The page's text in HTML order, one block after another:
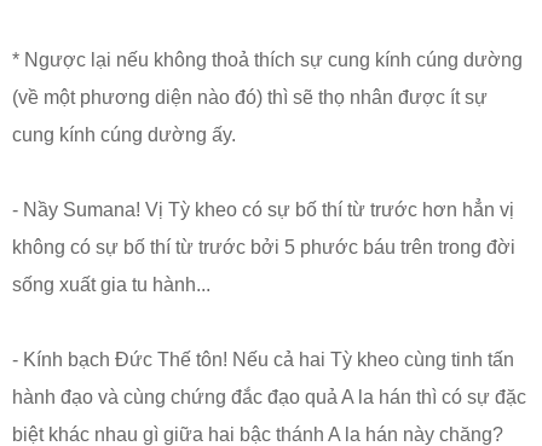
* Ngược lại nếu không thoả thích sự cung kính cúng dường
(về một phương diện nào đó) thì sẽ thọ nhân được ít sự
cung kính cúng dường ấy.
- Nầy Sumana! Vị Tỳ kheo có sự bố thí từ trước hơn hẳn vị
không có sự bố thí từ trước bởi 5 phước báu trên trong đời
sống xuất gia tu hành...
- Kính bạch Đức Thế tôn! Nếu cả hai Tỳ kheo cùng tinh tấn
hành đạo và cùng chứng đắc đạo quả A la hán thì có sự đặc
biệt khác nhau gì giữa hai bậc thánh A la hán này chăng?